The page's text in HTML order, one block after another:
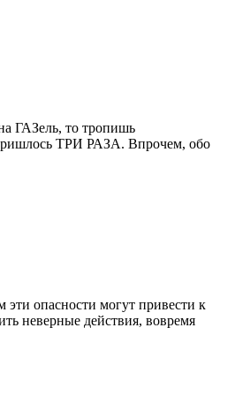
ГАЗель, то тропишь
ТРИ РАЗА. Впрочем, обо
эти опасности могут привести к
неверные действия, вовремя